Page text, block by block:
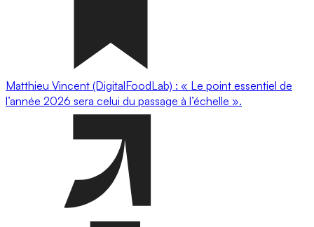
Matthieu Vincent (DigitalFoodLab) : « Le point essentiel de
l’année 2026 sera celui du passage à l’échelle ».